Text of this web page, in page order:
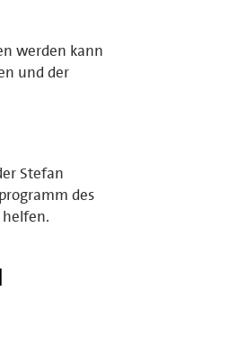
werden kann
und der
Stefan
des
helfen.